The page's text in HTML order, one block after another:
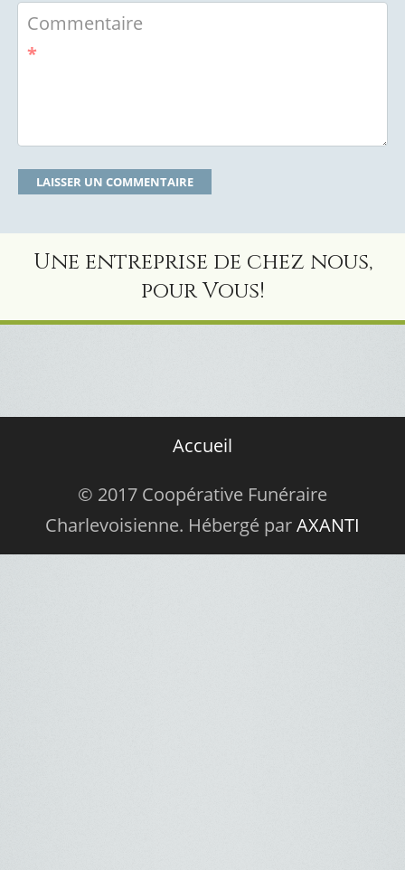
Commentaire
*
Une entreprise de chez nous,
pour Vous!
Accueil
© 2017 Coopérative Funéraire
Charlevoisienne. Hébergé parAXANTI